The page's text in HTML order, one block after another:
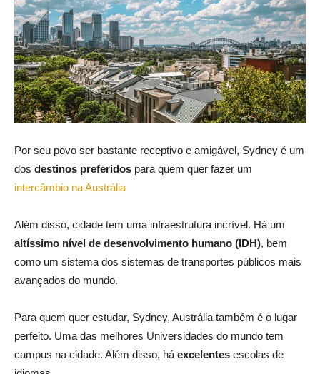
Por seu povo ser bastante receptivo e amigável, Sydney é um
dos destinos preferidos para quem quer fazer um
intercâmbio na Austrália
Além disso, cidade tem uma infraestrutura incrível. Há um
altíssimo nível de desenvolvimento humano (IDH), bem
como um sistema dos sistemas de transportes públicos mais
avançados do mundo.
Para quem quer estudar, Sydney, Austrália também é o lugar
perfeito. Uma das melhores Universidades do mundo tem
campus na cidade. Além disso, há excelentes escolas de